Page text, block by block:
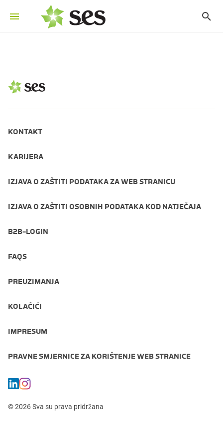
KONTAKT
KARIJERA
IZJAVA O ZAŠTITI PODATAKA ZA WEB STRANICU
IZJAVA O ZAŠTITI OSOBNIH PODATAKA KOD NATJEČAJA
B2B-LOGIN
FAQS
PREUZIMANJA
KOLAČIĆI
IMPRESUM
PRAVNE SMJERNICE ZA KORIŠTENJE WEB STRANICE
© 2026 Sva su prava pridržana